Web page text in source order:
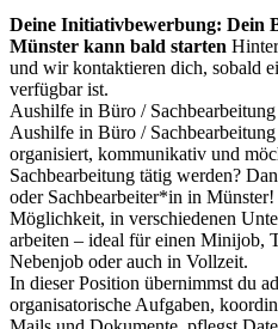
Deine Initiativbewerbung: Dein
Münster kann bald starten
und wir kontaktieren dich, sobald
verfügbar ist.
Aushilfe in Büro /
Aushilfe in Büro /
organisiert, kommunikativ und
Sachbearbeitung tätig werden?
oder Sachbearbeiter*in in
Möglichkeit, in verschiedenen
arbeiten – ideal für einen Minijob,
Nebenjob oder auch in Vollzeit.
In dieser Position übernimmst du
organisatorische Aufgaben,